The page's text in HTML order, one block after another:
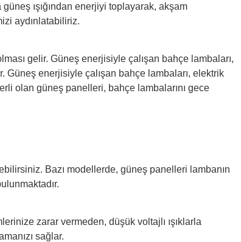
ışığından enerjiyi toplayarak, akşam
aydınlatabiliriz.
gelir. Güneş enerjisiyle çalışan bahçe lambaları,
Güneş enerjisiyle çalışan bahçe lambaları, elektrik
olan güneş panelleri, bahçe lambalarını gece
Bazı modellerde, güneş panelleri lambanın
zarar vermeden, düşük voltajlı ışıklarla
sağlar.